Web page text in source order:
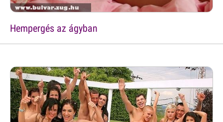
Hempergés az ágyban